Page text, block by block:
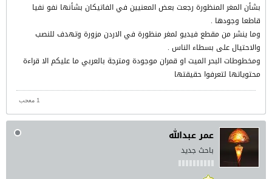
بشأن المغر المنظورة رجعت بعض المعنيين في الفاتيكان بشأنها نفو نفيا
قاطعا وجودها .
وما ينشر من مقطع فيديو لمغر منظورة في الاردن مزورة وتهدف للنصب
والاحتيال على بسطاء الناس .
ومخطوطات البحر الميت او قمران موجودة ومترجة بالعربي ما عليكم الا قراءة
محتوياتها لتعرفوا حقيقتها
1 معجب
عمر عبدالله
باحث جديد